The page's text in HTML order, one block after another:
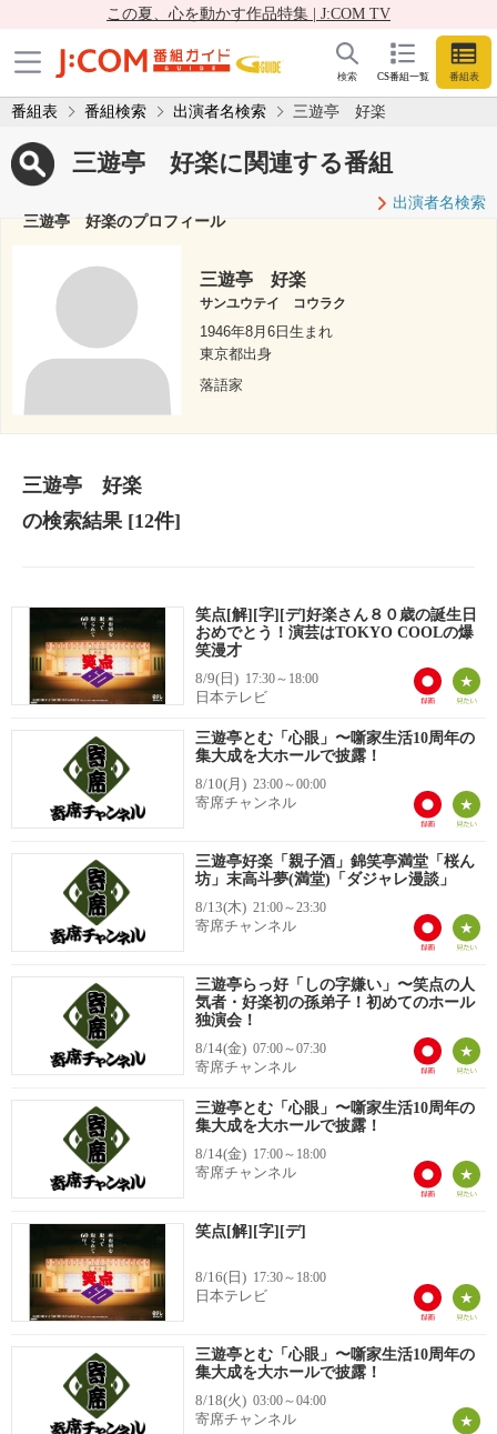
この夏、心を動かす作品特集 | J:COM TV
CS番組一覧 番組表
検索
番組表 番組検索 出演者名検索 三遊亭 好楽
三遊亭 好楽に関連する番組
出演者名検索
三遊亭 好楽のプロフィール
三遊亭 好楽
サンユウテイ コウラク
1946年8月6日生まれ
東京都出身
落語家
三遊亭 好楽
の検索結果[12件]
笑点[解][字][デ]好楽さん８０歳の誕生日
おめでとう！演芸はTOKYO COOLの爆
笑漫才
8/9(日) 17:30～18:00
日本テレビ
三遊亭とむ「心眼」〜噺家生活10周年の
集大成を大ホールで披露！
8/10(月) 23:00～00:00
寄席チャンネル
三遊亭好楽「親子酒」錦笑亭満堂「桜ん
坊」末高斗夢(満堂)「ダジャレ漫談」
8/13(木) 21:00～23:30
寄席チャンネル
三遊亭らっ好「しの字嫌い」〜笑点の人
気者・好楽初の孫弟子！初めてのホール
独演会！
8/14(金) 07:00～07:30
寄席チャンネル
三遊亭とむ「心眼」〜噺家生活10周年の
集大成を大ホールで披露！
8/14(金) 17:00～18:00
寄席チャンネル
笑点[解][字][デ]
8/16(日) 17:30～18:00
日本テレビ
三遊亭とむ「心眼」〜噺家生活10周年の
集大成を大ホールで披露！
8/18(火) 03:00～04:00
寄席チャンネル